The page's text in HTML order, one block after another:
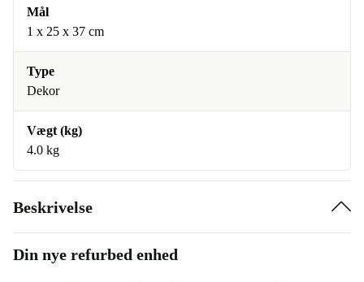
Mål
1 x 25 x 37 cm
Type
Dekor
Vægt (kg)
4.0 kg
Beskrivelse
Din nye refurbed enhed